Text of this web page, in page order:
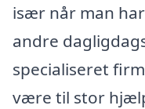
især når man
andre
specialiseret
være til stor